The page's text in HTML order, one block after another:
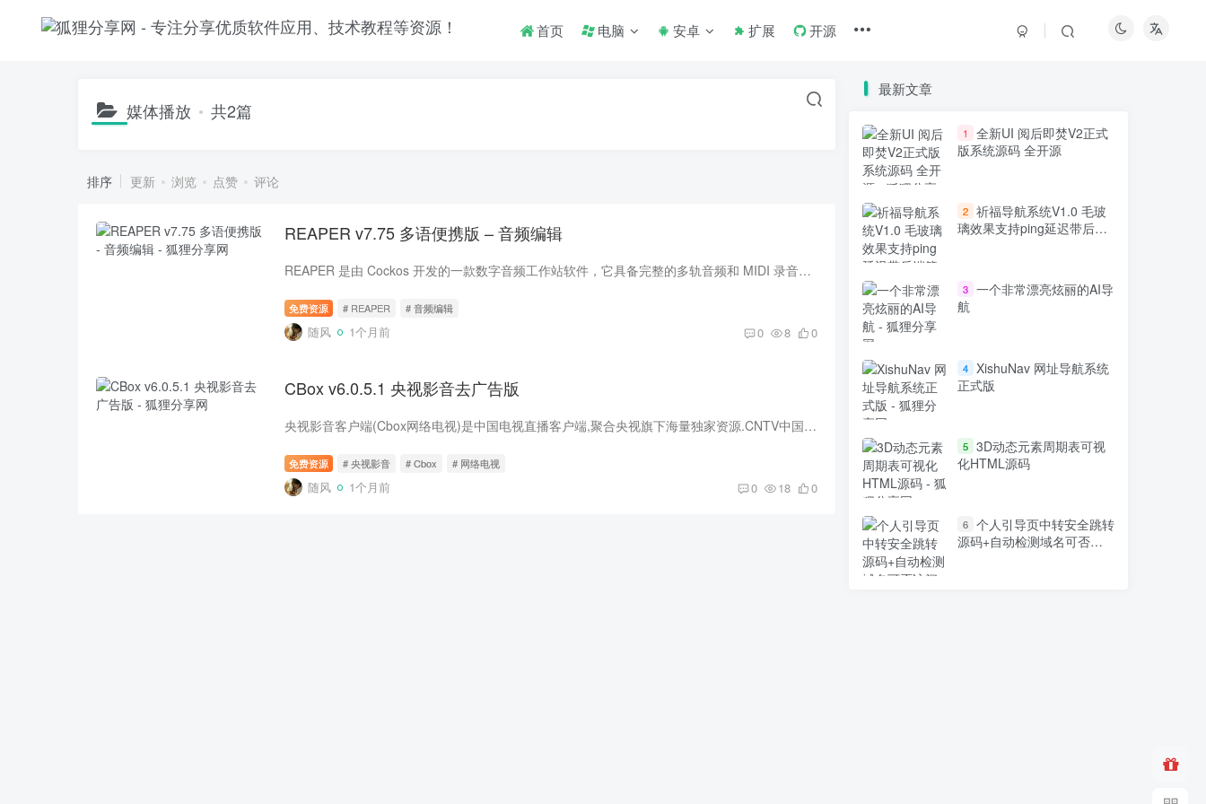
首页 电脑 安卓 扩展 开源
媒体播放 共2篇
排序 更新 浏览 点赞 评论
REAPER v7.75 多语便携版 – 音频编辑
REAPER 是由 Cockos 开发的一款数字音频工作站软件，它具备完整的多轨音频和 MIDI 录音、编辑、处理、混音及母带制作功能，支持多种音频和 MIDI 插件，用户界面简洁直观，操作便捷，且具有高度...
免费资源 # REAPER # 音频编辑
随风 1个月前 0 8 0
CBox v6.0.5.1 央视影音去广告版
央视影音客户端(Cbox网络电视)是中国电视直播客户端,聚合央视旗下海量独家资源.CNTV中国网络电视台独家采用P2P技术点播形式,汇集央视频道,地方卫视高清直播,以及央视节目点播和下载,满足观看直...
免费资源 # 央视影音 # Cbox # 网络电视
随风 1个月前 0 18 0
最新文章
1
全新UI 阅后即焚V2正式
版系统源码 全开源
2 祈福导航系统V1.0 毛玻
璃效果支持ping延迟带后端
3 一个非常漂亮炫丽的AI导
航
4 XishuNav 网址导航系统
正式版
5 3D动态元素周期表可视
化HTML源码
6 个人引导页中转安全跳转
源码+自动检测域名可否访